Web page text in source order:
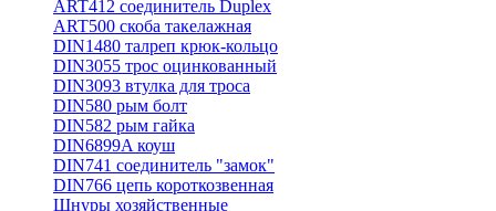
ART412 соединитель Duplex
ART500 скоба такелажная
DIN1480 талреп крюк-кольцо
DIN3055 трос оцинкованный
DIN3093 втулка для троса
DIN580 рым болт
DIN582 рым гайка
DIN6899A коуш
DIN741 соединитель "замок"
DIN766 цепь короткозвенная
Шнуры хозяйственные